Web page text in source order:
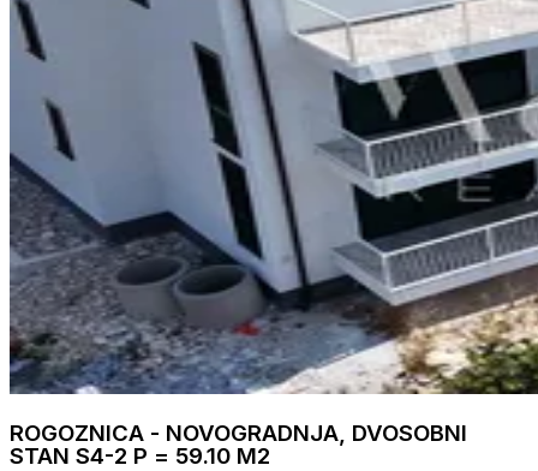
ROGOZNICA - NOVOGRADNJA, DVOSOBNI
STAN S4-2 P = 59.10 M2